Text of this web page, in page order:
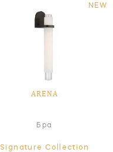
NEW
ARENA
Бра
Signature Collection